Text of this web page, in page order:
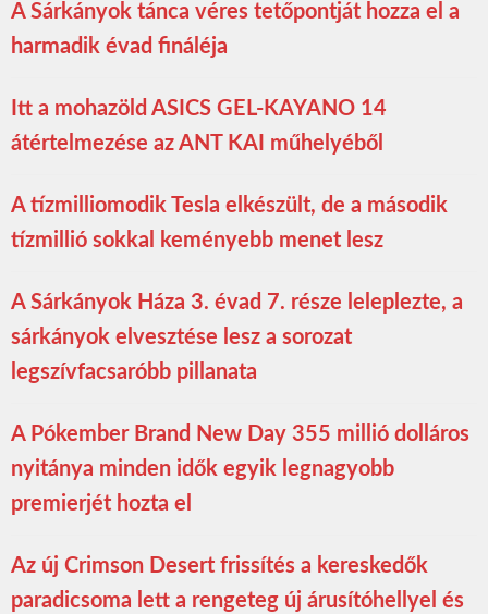
A Sárkányok tánca véres tetőpontját hozza el a
harmadik évad fináléja
Itt a mohazöld ASICS GEL-KAYANO 14
átértelmezése az ANT KAI műhelyéből
A tízmilliomodik Tesla elkészült, de a második
tízmillió sokkal keményebb menet lesz
A Sárkányok Háza 3. évad 7. része leleplezte, a
sárkányok elvesztése lesz a sorozat
legszívfacsaróbb pillanata
A Pókember Brand New Day 355 millió dolláros
nyitánya minden idők egyik legnagyobb
premierjét hozta el
Az új Crimson Desert frissítés a kereskedők
paradicsoma lett a rengeteg új árusítóhellyel és